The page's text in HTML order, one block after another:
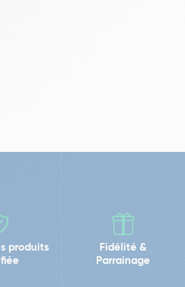
produits
Fidélité &
Parrainage